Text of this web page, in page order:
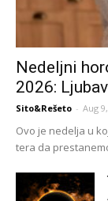
Nedeljni
2026:
Sito&Rešeto - Aug
Ovo je nedelja u
tera da